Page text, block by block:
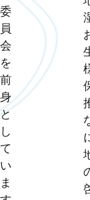
委
員
会
を
前
身
と
し
て
い
ま